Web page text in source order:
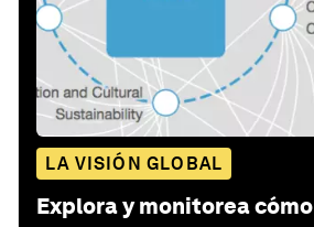
LA VISIÓN GLOBAL
Explora y monitorea cómo